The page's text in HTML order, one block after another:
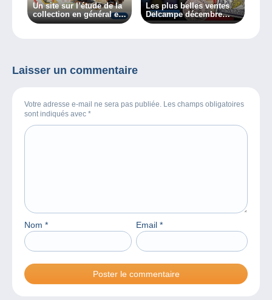
Un site sur l’étude de la
collection en général et
des collectionneurs en
Les plus belles ventes
Delcampe décembre
2023
Laisser un commentaire
Votre adresse e-mail ne sera pas publiée. Les champs obligatoires
sont indiqués avec *
Nom * Email *